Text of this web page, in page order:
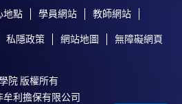
地點 學員網站 教師網站
私隱政策 網站地圖 無障礙網頁
院 版權所有
利擔保有限公司